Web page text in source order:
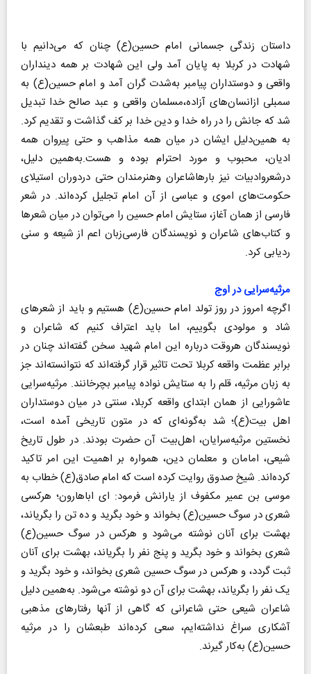
داستان زندگی جسمانی امام حسین(ع) چنان که می‌دانیم با
شهادت در کربلا به پایان آمد ولی این شهادت بر همه دینداران
واقعی و دوستداران پیامبر به‌شدت گران آمد و امام حسین(ع) به
سمبلی ازانسان‌های آزاده،مسلمان واقعی و عبد صالح خدا تبدیل
شد که جانش را در راه خدا و دین خدا بر کف گذاشت و تقدیم کرد.
به همین‌دلیل ایشان در میان همه مذاهب و حتی پیروان همه
ادیان، محبوب و مورد احترام بوده و هست.به‌همین دلیل،
درشعروادبیات نیز بارهاشاعران وهنرمندان حتی دردوران استیلای
حکومت‌های اموی و عباسی از آن امام تجلیل کرده‌اند. در شعر
فارسی از همان آغاز، ستایش امام حسین را می‌توان در میان شعرها
و کتاب‌های شاعران و نویسندگان فارسی‌زبان اعم از شیعه و سنی
ردیابی کرد.
مرثیه‌سرایی در اوج
اگرچه امروز در روز تولد امام حسین‌(ع) هستیم و باید از شعرهای
شاد و مولودی بگوییم، اما باید اعتراف کنیم که شاعران و
نویسندگان هروقت درباره این امام شهید سخن گفته‌اند چنان در
برابر عظمت واقعه کربلا تحت تاثیر قرار گرفته‌اند که نتوانسته‌اند جز
به زبان مرثیه، قلم را به ستایش نواده پیامبر بچرخانند. مرثیه‌سرایی
عاشورایی‌ از همان ابتدای واقعه کربلا، سنتی در میان دوستداران
اهل بیت(ع)؛ شد به‌گونه‌ای که در متون‌ تاریخی‌ آمده‌ است‌،
نخستین‌ مرثیه‌‌سرایان‌، اهل‌‌بیت‌ آن‌ حضرت‌ بودند. در طول تاریخ
شیعی، امامان و معلمان دین، همواره بر اهمیت این امر تاکید
کرده‌اند. شیخ صدوق روایت کرده است که امام‌ صادق‌‌(ع) خطاب به
موسی بن عمیر مکفوف از یارانش فرمود: ‌ای اباهارون‌؛ هرکسی
شعری در سوگ حسین‌(ع) بخواند و خود بگرید و ده تن را بگریاند،
بهشت برای آنان نوشته می‌شود و هرکس در سوگ حسین‌(ع)
شعری بخواند و خود بگرید و پنج نفر را بگریاند، بهشت برای آنان
ثبت گردد، و هرکس در سوگ حسین شعری بخواند، و خود بگرید و
یک نفر را بگریاند، بهشت برای آن دو نوشته می‌شود. به‌همین دلیل
شاعران شیعی حتی شاعرانی که گاهی از آنها رفتارهای مذهبی
آشکاری سراغ نداشته‌ایم، سعی کرده‌اند طبعشان را در مرثیه
حسین(ع) به‌کار گیرند.